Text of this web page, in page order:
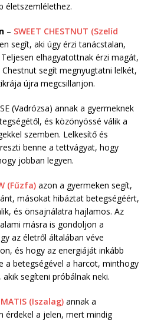
életszemlélethez.
– SWEET CHESTNUT (Szelíd
segít, aki úgy érzi tanácstalan,
elhagyatottnak érzi magát,
segít megnyugtatni lelkét,
újra megcsillanjon.
(Vadrózsa) annak a gyermeknek
és közönyössé válik a
szemben. Lelkesítő és
benne a tettvágyat, hogy
jobban legyen.
(Fűzfa) azon a gyermeken segít,
másokat hibáztat betegségéért,
és önsajnálatra hajlamos. Az
másra is gondoljon a
az életről általában véve
és hogy az energiáját inkább
a betegségével a harcot, minthogy
segíteni próbálnak neki.
(Iszalag) annak a
érdekel a jelen, mert mindig